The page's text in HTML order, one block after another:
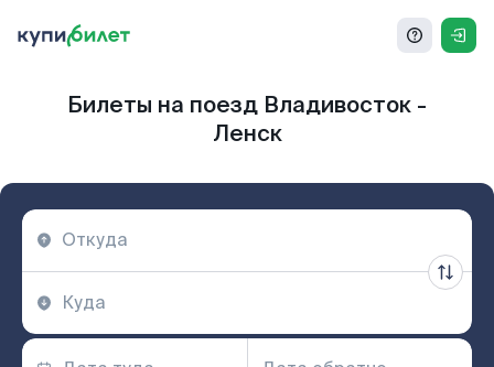
Билеты на поезд Владивосток -
Ленск